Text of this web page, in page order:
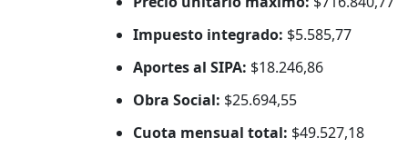
Impuesto integrado: $5.585,77
Aportes al SIPA: $18.246,86
Obra Social: $25.694,55
Cuota mensual total: $49.527,18